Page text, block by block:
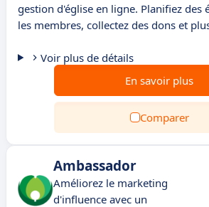
gestion d'église en ligne. Planifiez des
les membres, collectez des dons et
Voir plus de détails
En savoir plus
Comparer
Ambassador
Améliorez le marketing
d'influence avec un